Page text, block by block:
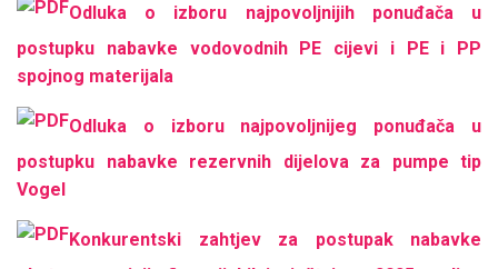
Odluka o izboru najpovoljnijih ponuđača u
postupku nabavke vodovodnih PE cijevi i PE i PP
spojnog materijala
Odluka o izboru najpovoljnijeg ponuđača u
postupku nabavke rezervnih dijelova za pumpe tip
Vogel
Konkurentski zahtjev za postupak nabavke